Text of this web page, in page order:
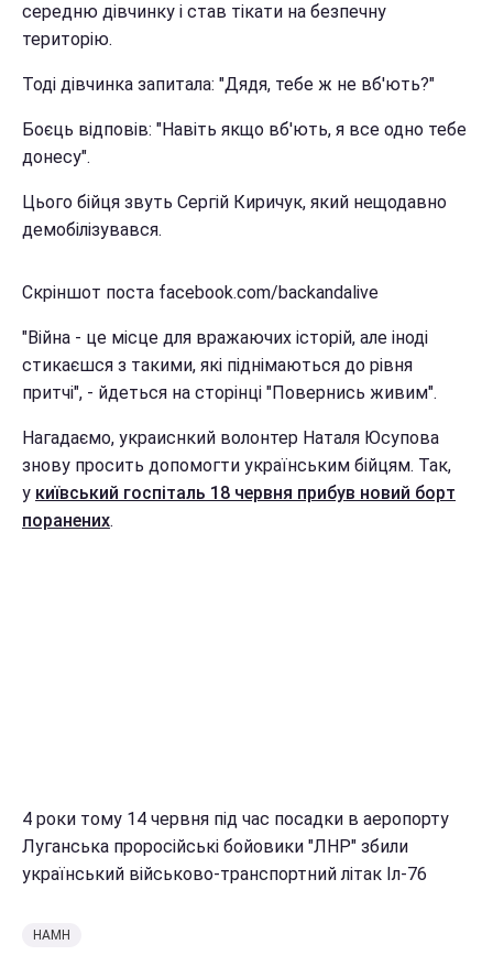
середню дівчинку і став тікати на безпечну
територію.
Тоді дівчинка запитала: "Дядя, тебе ж не вб'ють?"
Боєць відповів: "Навіть якщо вб'ють, я все одно тебе
донесу".
Цього бійця звуть Сергій Киричук, який нещодавно
демобілізувався.
Скріншот поста facebook.com/backandalive
"Війна - це місце для вражаючих історій, але іноді
стикаєшся з такими, які піднімаються до рівня
притчі", - йдеться на сторінці "Повернись живим".
Нагадаємо, украиснкий волонтер Наталя Юсупова
знову просить допомогти українським бійцям. Так,
у київський госпіталь 18 червня прибув новий борт
поранених.
4 роки тому 14 червня під час посадки в аеропорту
Луганська проросійські бойовики "ЛНР" збили
український військово-транспортний літак Іл-76
НАМН